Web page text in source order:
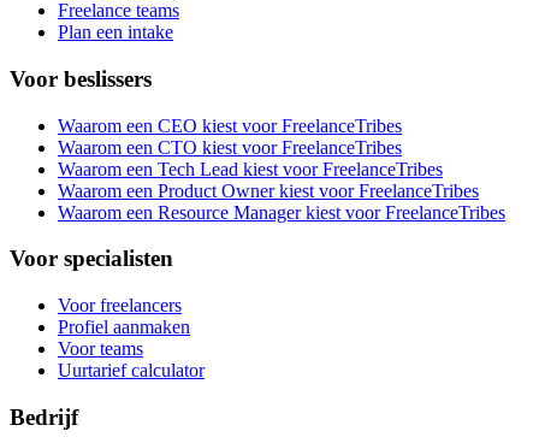
Freelance teams
Plan een intake
Voor beslissers
Waarom een CEO kiest voor FreelanceTribes
Waarom een CTO kiest voor FreelanceTribes
Waarom een Tech Lead kiest voor FreelanceTribes
Waarom een Product Owner kiest voor FreelanceTribes
Waarom een Resource Manager kiest voor FreelanceTribes
Voor specialisten
Voor freelancers
Profiel aanmaken
Voor teams
Uurtarief calculator
Bedrijf